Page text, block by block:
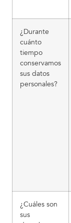
¿Durante
cuánto
tiempo
conservamos
sus datos
personales?
¿Cuáles son
sus